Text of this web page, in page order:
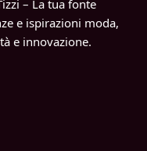
– La tua fonte
e ispirazioni moda,
e innovazione.